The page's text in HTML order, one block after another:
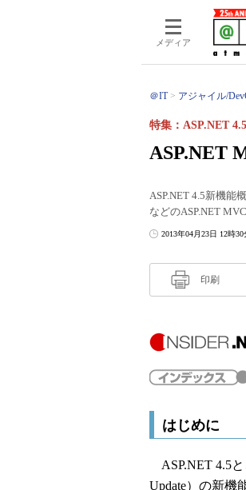
メディア
＠IT アジャイル/
ASP.NET
特集：ASP.NET
ASP.NET 4.5新機能
などのASP.NET
2013年04月23日 12時30
印刷
はじめに
ASP.NET 4.5
Update）の新機